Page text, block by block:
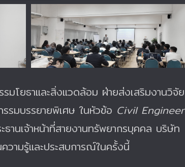
มโยธาและสิ่งแวดล้อม ฝ่ายส่งเสริมงานวิจัย
รมบรรยายพิเศษ ในหัวข้อ Civil Engineer
านเจ้าหน้าที่สายงานทรัพยากรบุคคล บริษัท
ามรู้และประสบการณ์ในครั้งนี้